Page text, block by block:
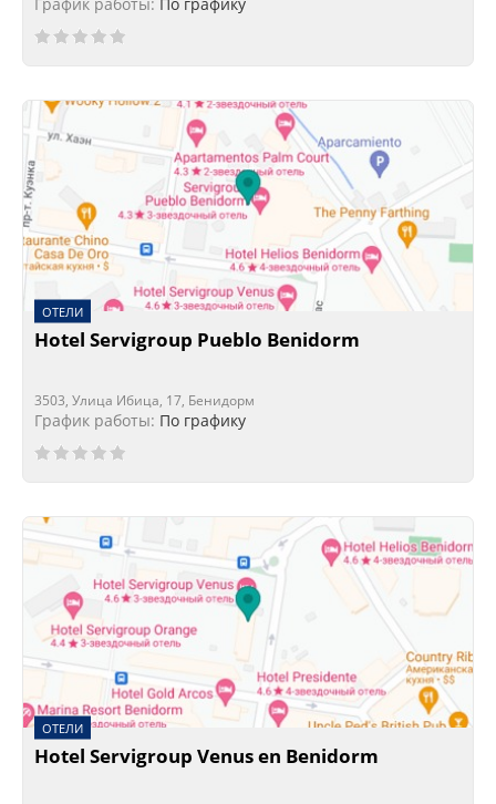
ОТЕЛИ
Hotel Servigroup Pueblo Benidorm
3503, Улица Ибица, 17, Бенидорм
График работы: По графику
ОТЕЛИ
Hotel Servigroup Venus en Benidorm